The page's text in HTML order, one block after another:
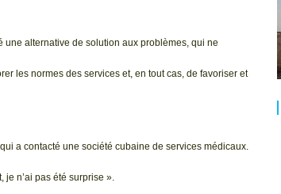
une alternative de solution aux problèmes, qui ne
les normes des services et, en tout cas, de favoriser et
a contacté une société cubaine de services médicaux.
je n’ai pas été surprise ».